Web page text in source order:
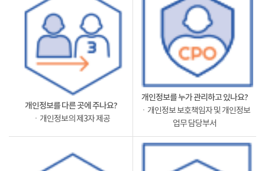
개인정보를 다른 곳에 주나요?
ㆍ개인정보의 제3자 제공
개인정보를 누가 관리하고 있나요?
ㆍ개인정보 보호책임자 및 개인정보
업무 담당부서